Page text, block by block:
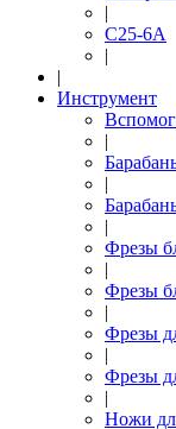
|
С25-6А
|
|
Инструмент
|
|
|
Фрезы
|
Фрезы
|
Фрезы
|
Фрезы
|
Ножи